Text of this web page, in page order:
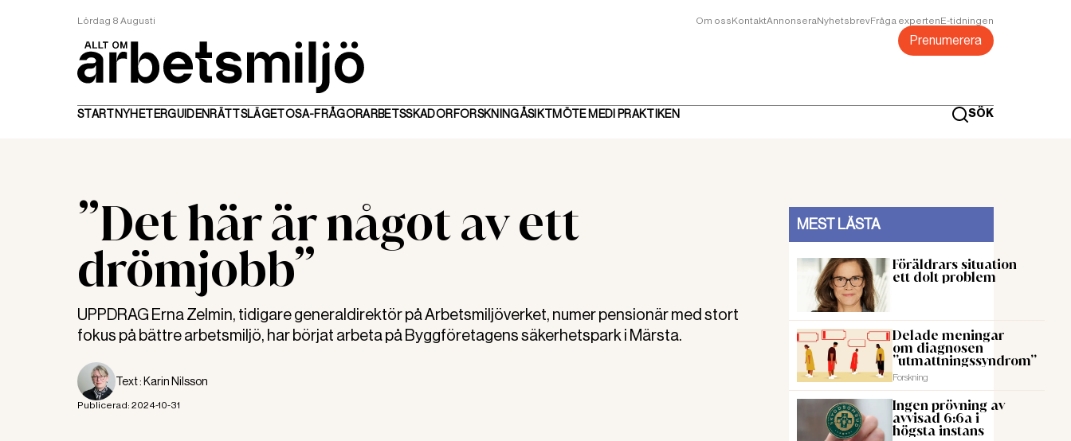
Lördag 8 Augusti Om ossKontaktAnnonseraNyhetsbrevFråga expertenE-tidningen
Prenumerera
STARTNYHETERGUIDEN RÄTTSLÄGETOSA-FRÅGORARBETSSKADORFORSKNINGÅSIKTMÖTE MED I PRAKTIKEN SÖK
”Det här är något av ett
drömjobb”
UPPDRAG Erna Zelmin, tidigare generaldirektör på Arbetsmiljöverket, numer pensionär med stort
fokus på bättre arbetsmiljö, har börjat arbeta på Byggföretagens säkerhetspark i Märsta.
Text : Karin Nilsson
Publicerad: 2024-10-31
MEST LÄSTA
Föräldrars situation
ett dolt problem
Delade meningar
om diagnosen
”utmattningssyndrom”
Forskning
Ingen prövning av
avvisad 6:6a i
högsta instans